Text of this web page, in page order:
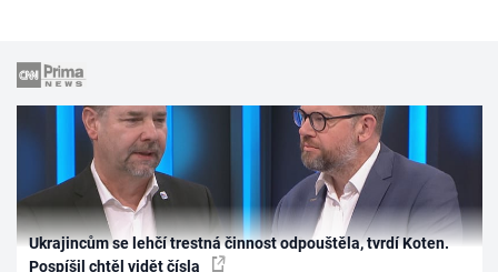
Ukrajincům se lehčí trestná činnost odpouštěla, tvrdí Koten.
Pospíšil chtěl vidět čísla